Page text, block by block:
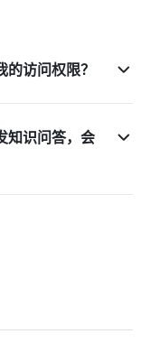
访问权限？
知识问答，会